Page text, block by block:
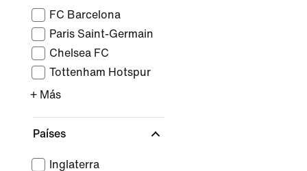
FC Barcelona
Paris Saint-Germain
Chelsea FC
Tottenham Hotspur
+ Más
Países
Inglaterra